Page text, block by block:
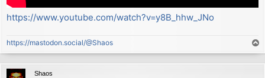
https://www.youtube.com/watch?v=y8B_hhw_JNo
https://mastodon.social/@Shaos
o
p
Shaos